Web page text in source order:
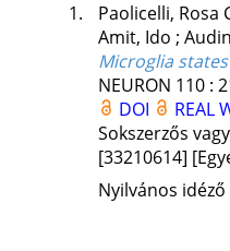
1. Paolicelli, Rosa
Amit, Ido ;
Microglia
NEURON 110:
DOI
REAL
Sokszerzős
[33210614]
Nyilvános